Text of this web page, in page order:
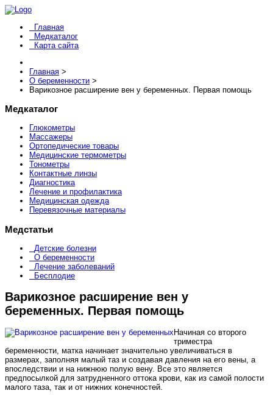
Главная
Медкаталог
Карта сайта
Главная >
О беременности >
Варикозное расширение вен у беременных. Первая помощь
Медкаталог
Глюкометры
Массажеры
Ортопедические товары
Медицинские термометры
Тонометры
Контактные линзы
Диагностика
Лечение и профилактика
Медицинская одежда
Перевязочные материалы
Медстатьи
Детские болезни
О беременности
Лечение заболеваний
Бесплодие
Варикозное расширение вен у
беременных. Первая помощь
Начиная со второго
триместра
беременности, матка начинает значительно увеличиваться в
размерах, заполняя малый таз и создавая давления на его вены, а
впоследствии и на нижнюю полую вену. Все это является
предпосылкой для затрудненного оттока крови, как из самой полости
малого таза, так и от нижних конечностей.